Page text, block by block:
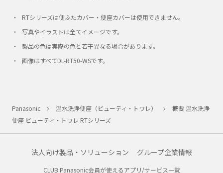
RTシリーズは便ふたカバー・便座カバーは使用できません。
写真やイラストは全てイメージです。
製品の色は実際の色と若干異なる場合があります。
画像はすべてDL-RT50-WSです。
Panasonic 温水洗浄便座（ビューティ・トワレ）
概要 温水洗浄
便座 ビューティ・トワレ RTシリーズ
法人向け製品・ソリューション グループ企業情報
CLUB Panasonic会員が使えるアプリ/サービス一覧